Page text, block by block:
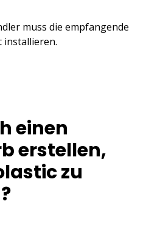
muss die empfangende
installieren.
einen
erstellen,
zu